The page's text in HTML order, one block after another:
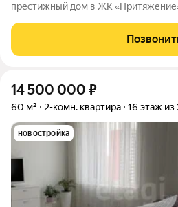
престижный дом в ЖК
кухня со всей техникой. Санузел
качественными материалами.
14 500 000 ₽
60 м² 2-комн. квартира 16 этаж из
новостройка